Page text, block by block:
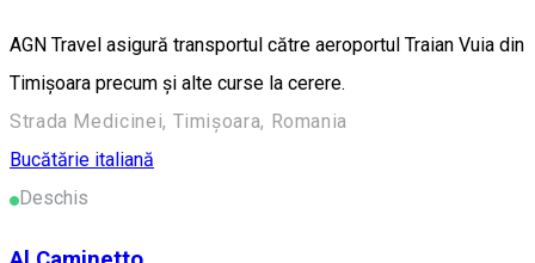
AGN Travel asigură transportul către aeroportul Traian Vuia din
Timișoara precum și alte curse la cerere.
Strada Medicinei, Timișoara, Romania
Bucătărie italiană
Deschis